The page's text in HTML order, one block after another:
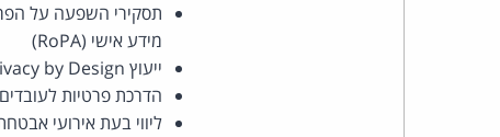
מידע אישי (RoPA)
ייעוץ Privacy by Design לצוותי מוצר וטכנולוגיה
הדרכת פרטיות
ליווי בעת אירועי